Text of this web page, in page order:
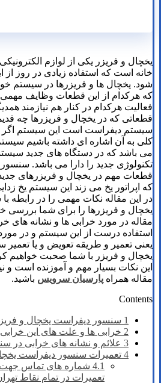
یخچال و فریزر یکی از لوازم
خانه است که استفاده زیادی در روز از
شود. یخچال ها و فریزرها در سیستم
که هرکدام از این قطعات وظایف مهمی
فعالیت هرکدام در کنار هم نیازمند
قطعاتی که در یخچال و فریزرها چه
سیستم دیفراست است این سیستم اگر
کلی به آن اشاره ای داشته باشیم
می باشد که در دستگاه های جدید
تکنولوژی جدید را دارا می باشد.
قطعات مهم در یخچال و فریزرهای
که اپراتور یخ می زند این سیستم یخ
در این مقاله نکات مهمی را در رابطه
یخچال و فریزرها را برای شما بررسی
مقاله در مورد خرابی ها و نشانه های
استفاده درست از این سیستم و در
یعنی تعمیر و طریقه تعویض و یا
یخچال و فریزر با شما صحبت خواهیم
این نکات بسیار مهم و آموزنده است و
مقاله همراه پارسیان سرویس باشید.
Contents
1 سنسور دیفراست یخچال و
2 خرابی ها و علت های این خرابی
3 علائم و نشانه های خرابی در
4 تعمیرات سنسور دیفراست
4.1 شماره های تماس​
تعمیرات در تمام نقاط